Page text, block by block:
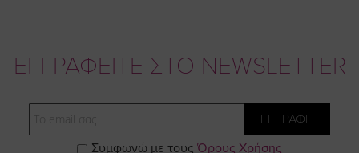
ΕΓΓΡΑΦΕΙΤΕ ΣΤΟ NEWSLETTER
ΕΓΓΡΑΦΗ
Συμφωνώ με τους Όρους Χρήσης